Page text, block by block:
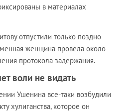
в материалах
отпустили только поздно
женщина провела около
протокола задержания.
воли не видать
Ушенина все-таки возбудили
хулиганства, которое он